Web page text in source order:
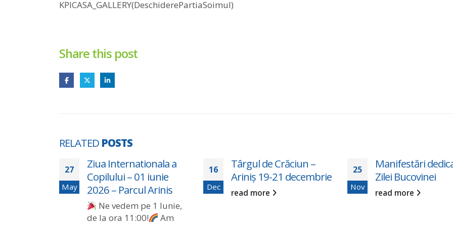
KPICASA_GALLERY(DeschiderePartiaSoimul)
Share this post
RELATED POSTS
27
May
Ziua Internationala a
Copilului – 01 iunie
2026 – Parcul Arinis
Ne vedem pe 1 Iunie,
de la ora 11:00!
Am
16
Dec
Târgul de Crăciun –
Ariniș 19-21 decembrie
read more
25
Nov
Manifestări
Zilei Bucovinei
read more